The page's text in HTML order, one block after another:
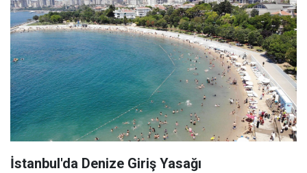
İstanbul'da Denize Giriş Yasağı